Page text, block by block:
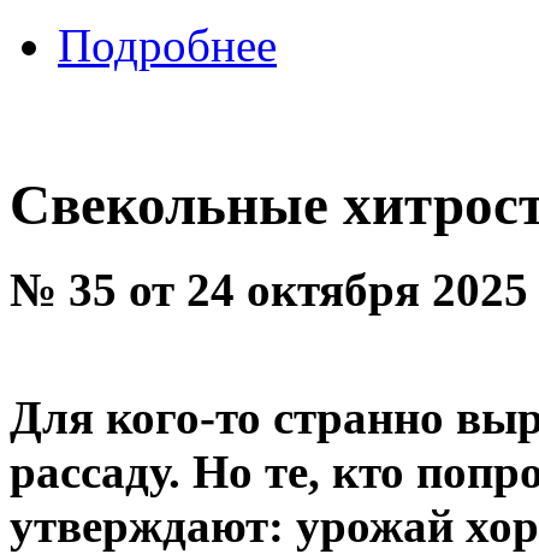
Подробнее
Свекольные
№ 35 от 24 октября
Для кого-то странно
рассаду. Но те, кто
утверждают: урожай